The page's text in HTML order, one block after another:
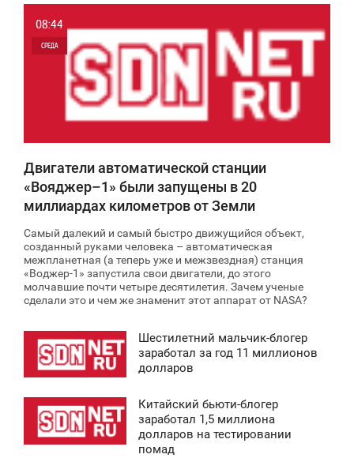
08:44
СРЕДА
Двигатели автоматической станции
«Вояджер–1» были запущены в 20
миллиардах километров от Земли
Самый далекий и самый быстро движущийся объект,
созданный руками человека – автоматическая
межпланетная (а теперь уже и межзвездная) станция
«Воджер-1» запустила свои двигатели, до этого
молчавшие почти четыре десятилетия. Зачем ученые
сделали это и чем же знаменит этот аппарат от NASA?
Шестилетний мальчик-блогер
заработал за год 11 миллионов
долларов
Китайский бьюти-блогер
заработал 1,5 миллиона
долларов на тестировании
помад